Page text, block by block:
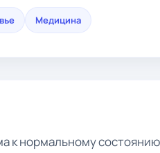
Медицина
к нормальному